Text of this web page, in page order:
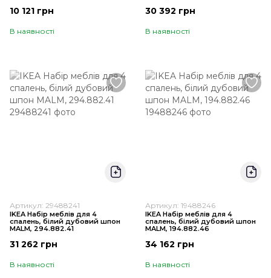
10 121 грн
В наявності
30 392 грн
В наявності
Артикул: 29488241
IKEA Набір меблів для 4
спалень, білий дубовий шпон
MALM, 294.882.41
31 262 грн
В наявності
Артикул: 19488246
IKEA Набір меблів для 4
спалень, білий дубовий шпон
MALM, 194.882.46
34 162 грн
В наявності